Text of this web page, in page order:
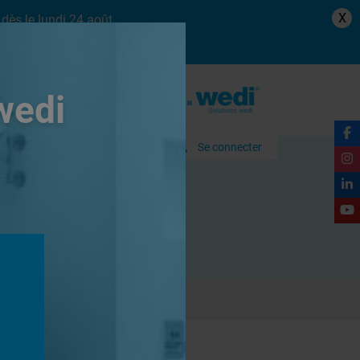
le lundi 24 août. X
Se connecter